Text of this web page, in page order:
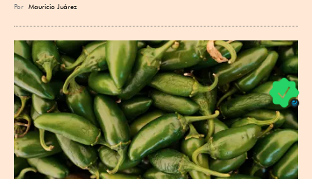
Por Mauricio Juárez